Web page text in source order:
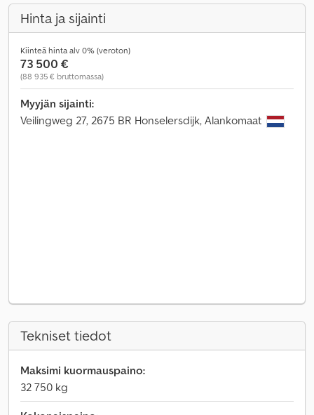
Hinta ja sijainti
Kiinteä hinta alv 0% (veroton)
73 500 €
(88 935 € bruttomassa)
Myyjän sijainti:
Veilingweg 27, 2675 BR Honselersdijk, Alankomaat
Tekniset tiedot
Maksimi kuormauspaino:
32 750 kg